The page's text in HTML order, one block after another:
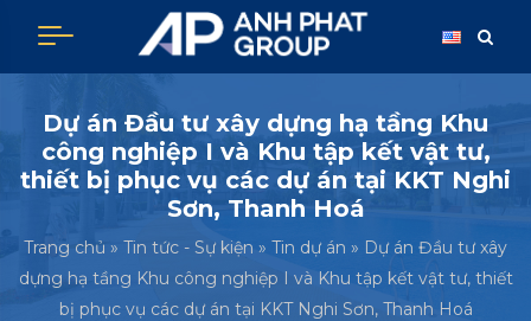
Dự án Đầu tư xây dựng hạ tầng Khu
công nghiệp I và Khu tập kết vật tư,
thiết bị phục vụ các dự án tại KKT Nghi
Sơn, Thanh Hoá
Trang chủ » Tin tức - Sự kiện » Tin dự án » Dự án Đầu tư xây
dựng hạ tầng Khu công nghiệp I và Khu tập kết vật tư, thiết
bị phục vụ các dự án tại KKT Nghi Sơn, Thanh Hoá